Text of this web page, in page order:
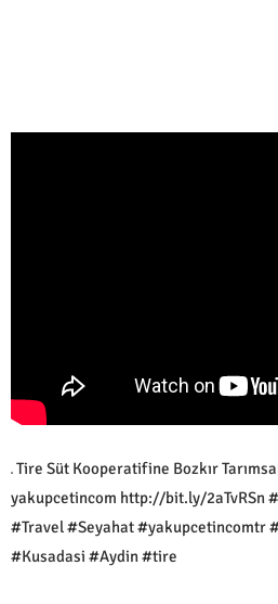
Tire Süt Kooperatifine Bozkır
yakupcetincom http://bit.ly/2aTvRSn
#Travel #Seyahat #yakupcetincomtr
#Kusadasi #Aydin #tire